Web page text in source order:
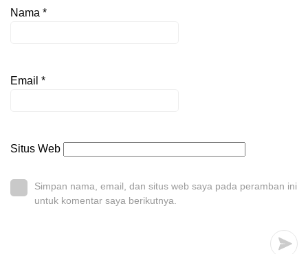
Nama *
Email *
Situs Web
Simpan nama, email, dan situs web saya pada peramban ini
untuk komentar saya berikutnya.